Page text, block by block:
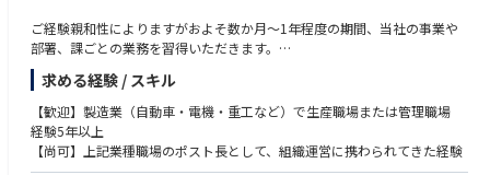
ご経験親和性によりますがおよそ数か月～1年程度の期間、当社の事業や
部署、課ごとの業務を習得いただきます。
その後、ご評価により管理職（課長程度を想定）になっていただける方を
募集しております。
■業務内容
①製造部 管理職
求める経験 / スキル
【歓迎】製造業（自動車・電機・重工など）で生産職場または管理職場
経験5年以上
【尚可】上記業種職場のポスト長として、組織運営に携わられてきた経験